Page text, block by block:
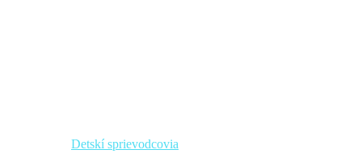
Detskí sprievodcovia